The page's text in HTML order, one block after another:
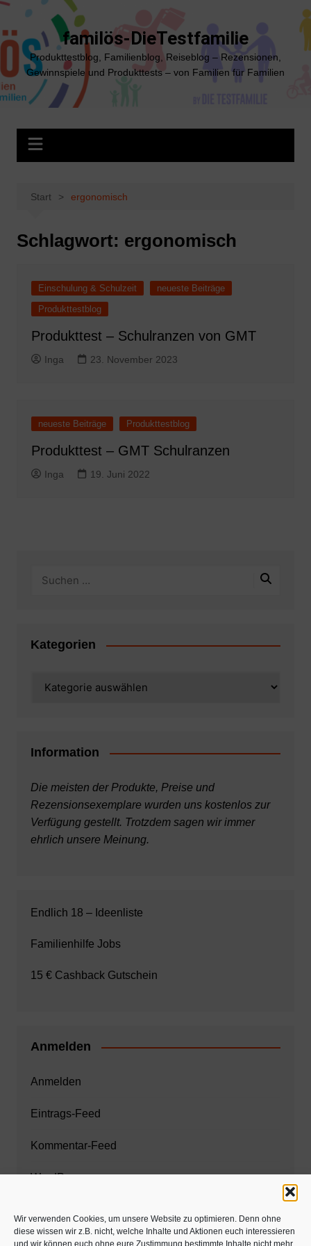
Wir verwenden Cookies, um unsere Website zu optimieren. Denn ohne
diese wissen wir z.B. nicht, welche Inhalte und Aktionen euch interessieren
und wir können euch ohne eure Zustimmung bestimmte Inhalte nicht mehr
Zum
springen
familös-DieTestfamilie
Produkttestblog, Familienblog, Reiseblog – Rezensionen,
Gewinnspiele und Produkttests – von Familien für Familien
Start ergonomisch
Schlagwort: ergonomisch
Einschulung & Schulzeit
neueste Beiträge
Produkttestblog
Produkttest – Schulranzen von GMT
Inga 23. November 2023
neueste Beiträge Produkttestblog
Produkttest – GMT Schulranzen
Inga 19. Juni 2022
Kategorien
Information
Die meisten der Produkte, Preise und
Rezensionsexemplare wurden uns kostenlos zur
Verfügung gestellt. Trotzdem sagen wir immer
ehrlich unsere Meinung.
Endlich 18 – Ideenliste
Familienhilfe Jobs
15 € Cashback Gutschein
Anmelden
Anmelden
Eintrags-Feed
Kommentar-Feed
WordPress.org